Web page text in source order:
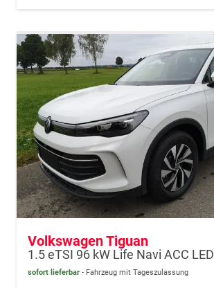
Volkswagen Tiguan
1.5 eTSI 96 kW Life Navi ACC LED
sofort lieferbar Fahrzeug mit Tageszulassung